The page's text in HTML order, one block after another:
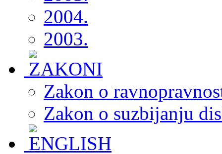
2004.
2003.
Zakon o
Zakon o suzbijanju